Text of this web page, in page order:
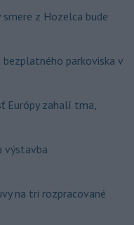
z Hozelca bude
bezplatného parkoviska v
Európy zahalí tma,
výstavba
na tri rozpracované